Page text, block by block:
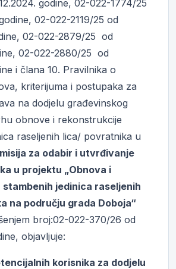
godine, 02-022-1774/25
02-022-2119/25 od
02-022-2879/25 od
02-022-2880/25 od
i člana 10. Pravilnika o
kriterijuma i postupaka za
na dodjelu građevinskog
obnove i rekonstrukcije
raseljenih lica/ povratnika u
za odabir i utvrđivanje
u projektu „Obnova i
jedinica raseljenih
na području grada Doboja“
broj:02-022-370/26 od
objavljuje:
korisnika za dodjelu